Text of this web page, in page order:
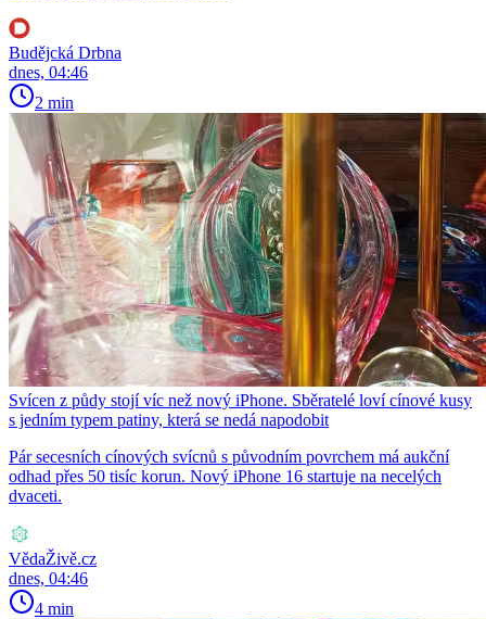
Budějcká Drbna
dnes, 04:46
2 min
Svícen z půdy stojí víc než nový iPhone. Sběratelé loví cínové kusy
s jedním typem patiny, která se nedá napodobit
Pár secesních cínových svícnů s původním povrchem má aukční
odhad přes 50 tisíc korun. Nový iPhone 16 startuje na necelých
dvaceti.
VědaŽivě.cz
dnes, 04:46
4 min